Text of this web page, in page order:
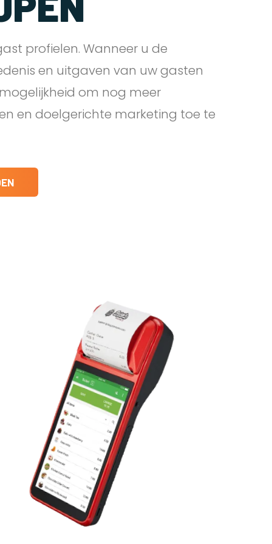
profielen. Wanneer u de
en uitgaven van uw gasten
om nog meer
en doelgerichte marketing toe te